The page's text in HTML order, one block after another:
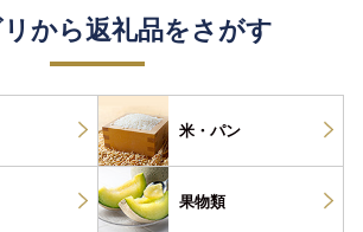
から返礼品をさがす
米・パン
果物類